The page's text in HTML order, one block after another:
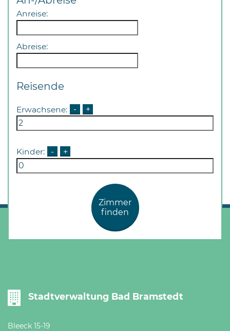
Anreise:
Abreise:
Reisende
Erwachsene: - +
Kinder: - +
Zimmer
finden
Stadtverwaltung Bad Bramstedt
Bleeck 15-19